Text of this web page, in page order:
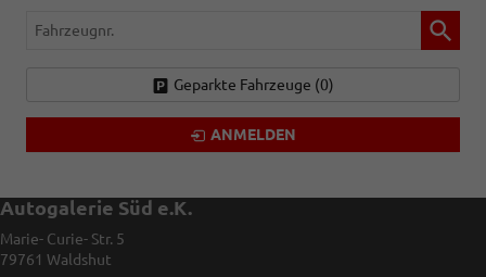
Fahrzeugnr.
Geparkte Fahrzeuge (0)
ANMELDEN
Autogalerie Süd e.K.
Marie- Curie- Str. 5
79761 Waldshut